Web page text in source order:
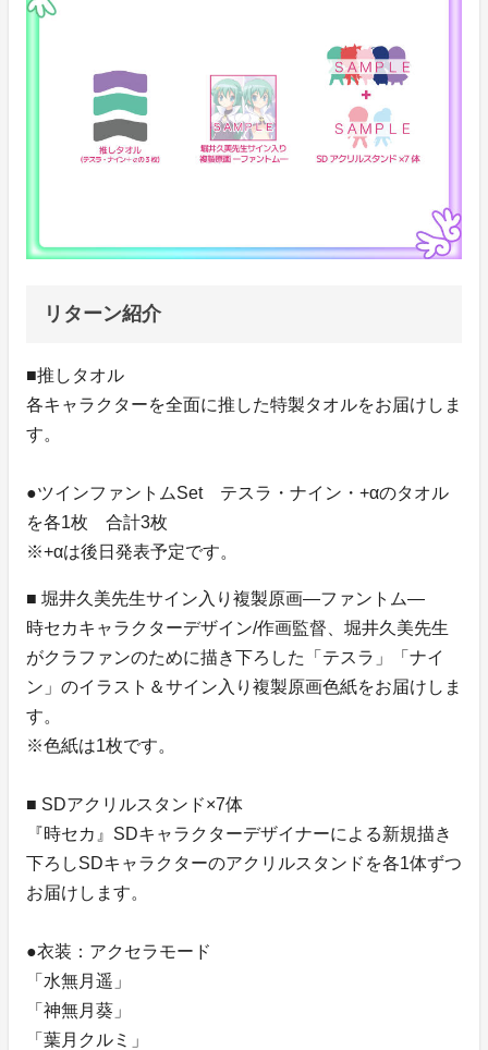
リターン紹介
■推しタオル
各キャラクターを全面に推した特製タオルをお届けしま
す。
●ツインファントムSet テスラ・ナイン・+αのタオル
を各1枚 合計3枚
※+αは後日発表予定です。
■ 堀井久美先生サイン入り複製原画―ファントム―
時セカキャラクターデザイン/作画監督、堀井久美先生
がクラファンのために描き下ろした「テスラ」「ナイ
ン」のイラスト＆サイン入り複製原画色紙をお届けしま
す。
※色紙は1枚です。
■ SDアクリルスタンド×7体
『時セカ』SDキャラクターデザイナーによる新規描き
下ろしSDキャラクターのアクリルスタンドを各1体ずつ
お届けします。
●衣装：アクセラモード
「水無月遥」
「神無月葵」
「葉月クルミ」